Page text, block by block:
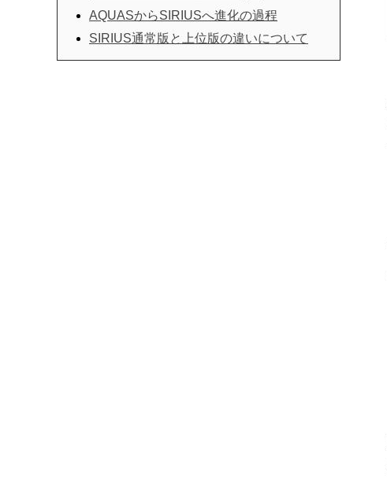
AQUASからSIRIUSへ進化の過程
SIRIUS通常版と上位版の違いについて